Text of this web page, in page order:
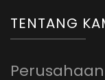
TENTANG